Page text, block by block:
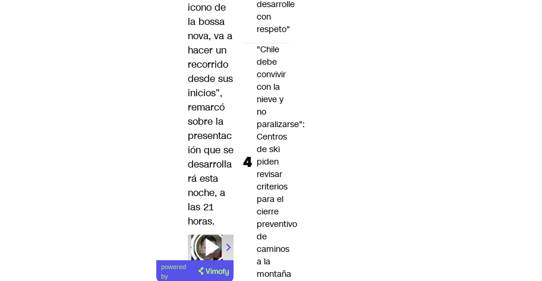
icono de
la bossa
nova, va a
hacer un
recorrido
desde sus
inicios",
remarcó
sobre la
presentac
ión que se
desarrolla
rá esta
noche, a
las 21
horas.
powered
by
desarrolle
con
respeto"
"Chile
debe
convivir
con la
nieve y
no
paralizarse":
Centros
de ski
piden
revisar
criterios
para el
cierre
preventivo
de
caminos
a la
montaña